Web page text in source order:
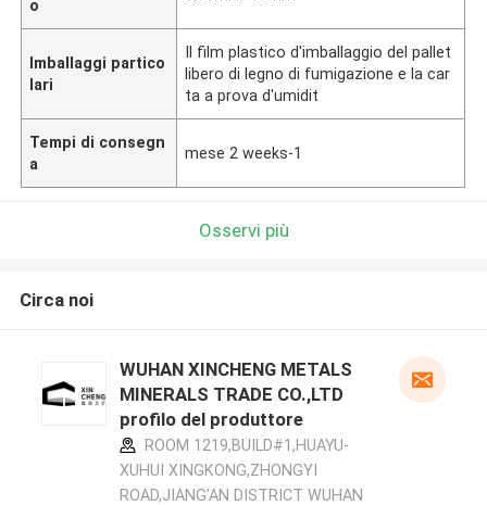
o
Imballaggi partico
lari
Il film plastico d'imballaggio del pallet
libero di legno di fumigazione e la car
ta a prova d'umidit
Tempi di consegn
a
mese 2 weeks-1
Osservi più
Circa noi
WUHAN XINCHENG METALS
MINERALS TRADE CO.,LTD
profilo del produttore
ROOM 1219,BUILD#1,HUAYU-
XUHUI XINGKONG,ZHONGYI
ROAD,JIANG'AN DISTRICT WUHAN